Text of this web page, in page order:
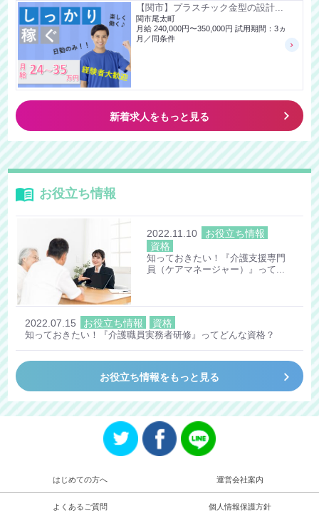
【関市】プラスチック金型の設計...
関市尾太町
月給 240,000円〜350,000円 試用期間：3ヵ
月／同条件
新着求人をもっと見る keyboard_arrow_right
お役立ち情報
2022.11.10
お役立ち情報
資格
知っておきたい！『介護支援専門
員（ケアマネージャー）』って...
2022.07.15 お役立ち情報 資格
知っておきたい！『介護職員実務者研修』ってどんな資格？
お役立ち情報をもっと見る keyboard_arrow_right
はじめての方へ 運営会社案内
よくあるご質問 個人情報保護方針